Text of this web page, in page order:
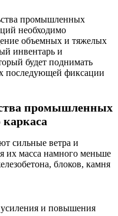
промышленных
необходимо
объемных и тяжелых
инвентарь и
будет поднимать
последующей фиксации
промышленных
каркаса
сильные ветра и
их масса намного меньше
блоков, камня
и повышения